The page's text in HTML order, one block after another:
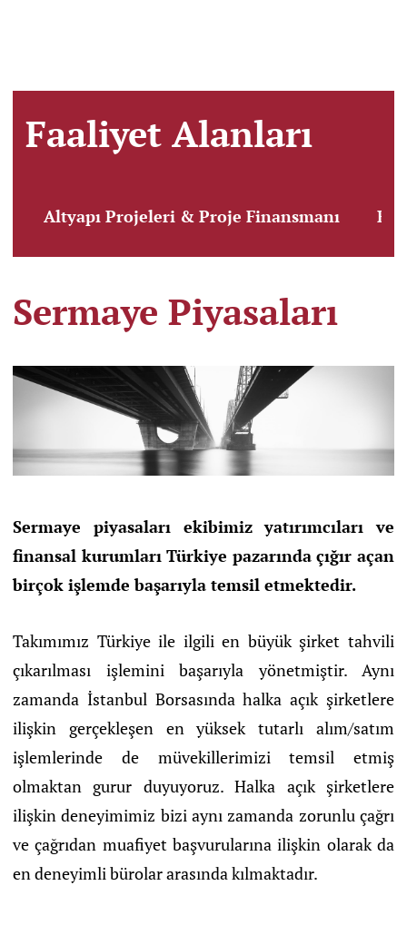
Faaliyet Alanları
Altyapı Projeleri & Proje Finansmanı
Sermaye Piyasaları
Sermaye piyasaları ekibimiz yatırımcıları ve
finansal kurumları Türkiye pazarında çığır açan
birçok işlemde başarıyla temsil etmektedir.
Takımımız Türkiye ile ilgili en büyük şirket tahvili
çıkarılması işlemini başarıyla yönetmiştir. Aynı
zamanda İstanbul Borsasında halka açık şirketlere
ilişkin gerçekleşen en yüksek tutarlı alım/satım
işlemlerinde de müvekillerimizi temsil etmiş
olmaktan gurur duyuyoruz. Halka açık şirketlere
ilişkin deneyimimiz bizi aynı zamanda zorunlu çağrı
ve çağrıdan muafiyet başvurularına ilişkin olarak da
en deneyimli bürolar arasında kılmaktadır.